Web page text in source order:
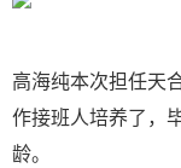
高海纯本次担任天
作接班人培养了，
龄。